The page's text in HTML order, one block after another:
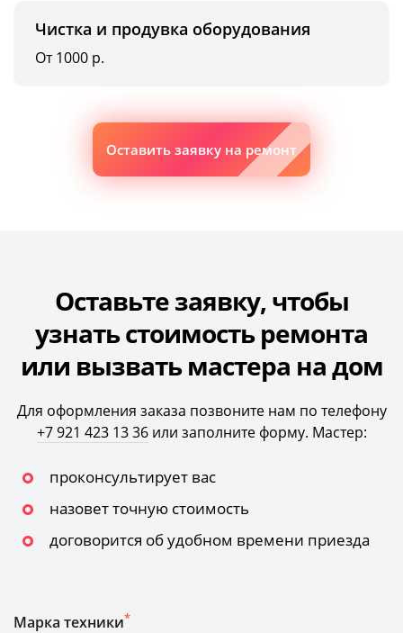
Чистка и продувка оборудования
От 1000 р.
Оставить заявку на ремонт
Оставьте заявку, чтобы
узнать стоимость ремонта
или вызвать мастера на дом
Для оформления заказа позвоните нам по телефону
+7 921 423 13 36или заполните форму. Мастер:
проконсультирует вас
назовет точную стоимость
договорится об удобном времени приезда
Марка техники*